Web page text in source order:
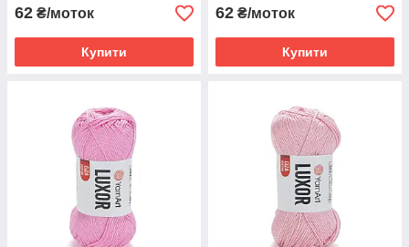
62 ₴/моток
Купити
62 ₴/моток
Купити